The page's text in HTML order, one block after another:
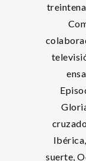
suerte,